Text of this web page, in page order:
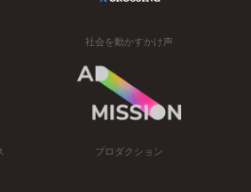
社会を動かすかけ声
プロダクション